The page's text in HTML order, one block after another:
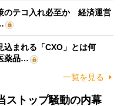
のテコ入れ必至か 経済運営
込まれる「CXO」とは何
薬品…
一覧を見る
ストップ騒動の内幕